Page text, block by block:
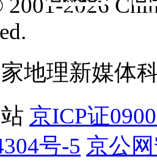
订阅号
地理新媒体
京ICP证
号-5 京公